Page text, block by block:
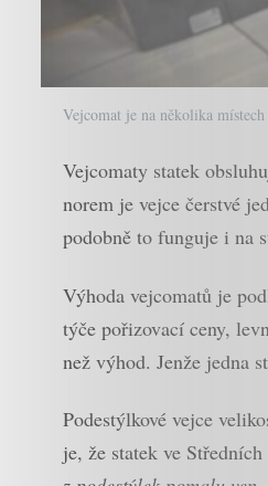
Vejcomat je na několika
Vejcomaty statek
norem je vejce čerstvé
podobně to funguje i na
Výhoda vejcomatů je
týče pořizovací ceny,
než výhod. Jenže jedna
Podestýlkové vejce
je, že statek ve